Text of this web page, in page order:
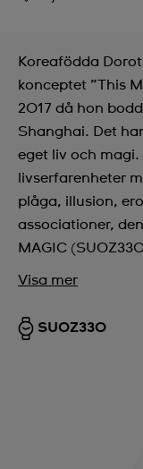
Koreafödda
konceptet ”This
2017 då hon
Shanghai. Det
eget liv och
livserfarenheter
plåga, illusion,
associationer,
MAGIC
Visa mer
SUOZ330